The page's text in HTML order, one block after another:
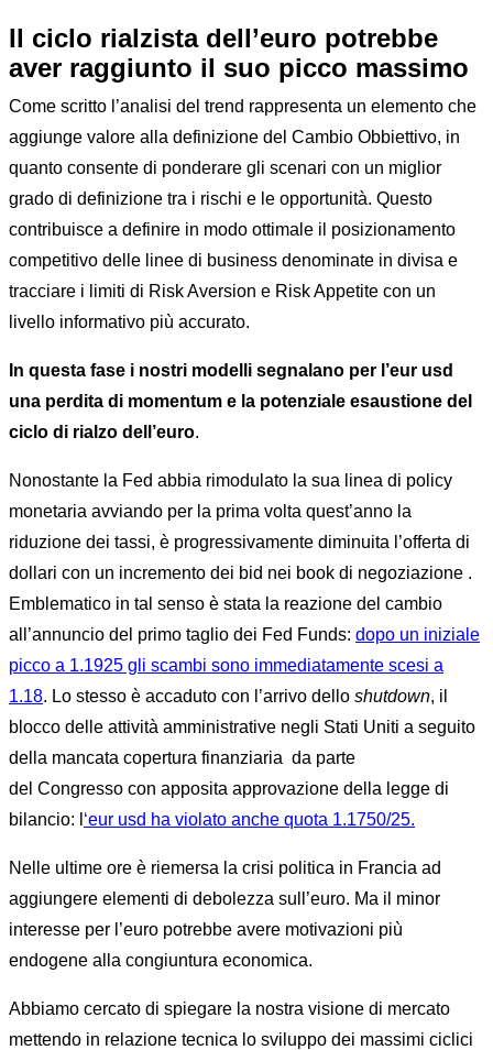
Il ciclo rialzista dell’euro potrebbe
aver raggiunto il suo picco massimo
Come scritto l’analisi del trend rappresenta un elemento che
aggiunge valore alla definizione del Cambio Obbiettivo, in
quanto consente di ponderare gli scenari con un miglior
grado di definizione tra i rischi e le opportunità. Questo
contribuisce a definire in modo ottimale il posizionamento
competitivo delle linee di business denominate in divisa e
tracciare i limiti di Risk Aversion e Risk Appetite con un
livello informativo più accurato.
In questa fase i nostri modelli segnalano per l’eur usd
una perdita di momentum e la potenziale esaustione del
ciclo di rialzo dell’euro.
Nonostante la Fed abbia rimodulato la sua linea di policy
monetaria avviando per la prima volta quest’anno la
riduzione dei tassi, è progressivamente diminuita l’offerta di
dollari con un incremento dei bid nei book di negoziazione .
Emblematico in tal senso è stata la reazione del cambio
all’annuncio del primo taglio dei Fed Funds: dopo un iniziale
picco a 1.1925 gli scambi sono immediatamente scesi a
1.18. Lo stesso è accaduto con l’arrivo dello shutdown, il
blocco delle attività amministrative negli Stati Uniti a seguito
della mancata copertura finanziaria da parte
del Congresso con apposita approvazione della legge di
bilancio: l ‘eur usd ha violato anche quota 1.1750/25.
Nelle ultime ore è riemersa la crisi politica in Francia ad
aggiungere elementi di debolezza sull’euro. Ma il minor
interesse per l’euro potrebbe avere motivazioni più
endogene alla congiuntura economica.
Abbiamo cercato di spiegare la nostra visione di mercato
mettendo in relazione tecnica lo sviluppo dei massimi ciclici